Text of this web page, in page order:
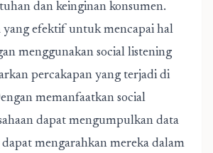
dan keinginan konsumen.
yang efektif untuk mencapai hal
menggunakan social listening
percakapan yang terjadi di
memanfaatkan social
dapat mengumpulkan data
mengarahkan mereka dalam